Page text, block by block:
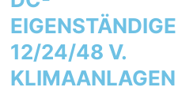
EIGENSTÄNDIGE
12/24/48 V.
KLIMAANLAGEN